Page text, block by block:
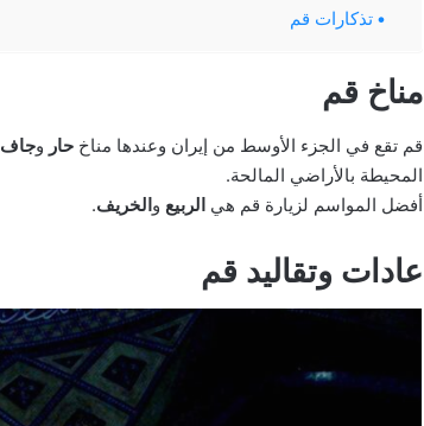
تذكارات قم
مناخ قم
قم تقع في الجزء الأوسط من إيران وعندها مناخحار وجاف
المحيطة بالأراضي المالحة.
أفضل المواسم لزيارة قم هيالربيع والخريف.
عادات وتقاليد قم